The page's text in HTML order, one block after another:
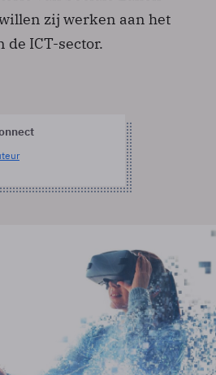
zij werken aan het
de ICT-sector.